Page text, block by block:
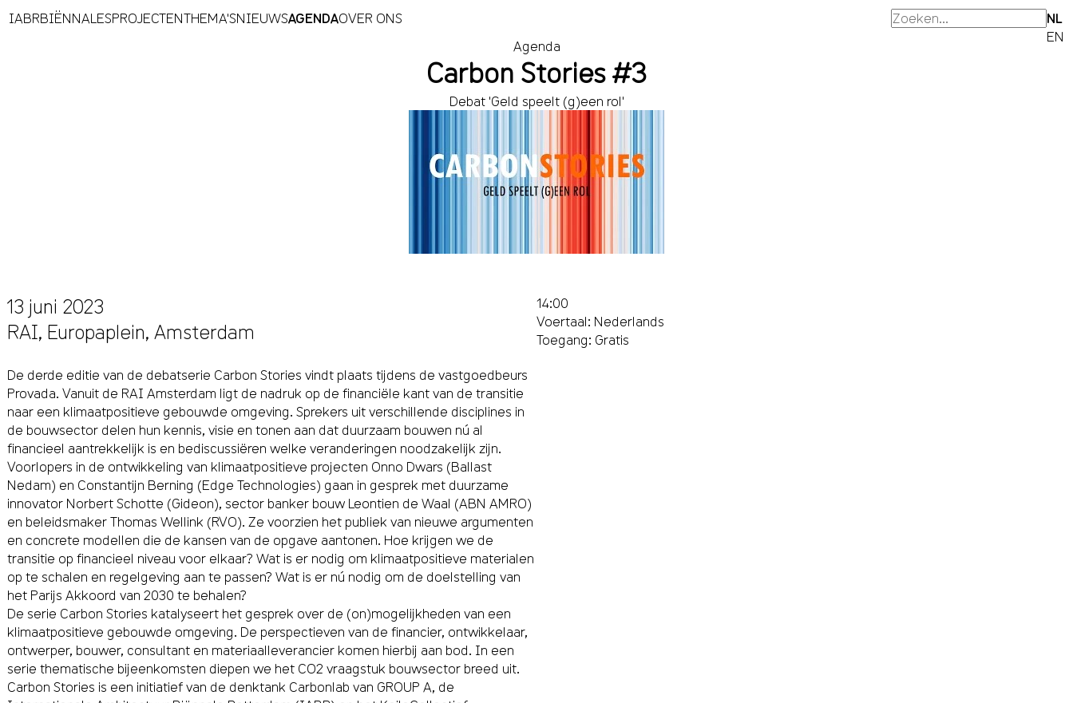
IABRBIËNNALESPROJECTENTHEMA'SNIEUWSAGENDAOVER ONS
NL
EN
Agenda
Carbon Stories #3
Debat 'Geld speelt (g)een rol'
13 juni 2023
RAI, Europaplein, Amsterdam
De derde editie van de debatserie Carbon Stories vindt plaats tijdens de vastgoedbeurs
Provada. Vanuit de RAI Amsterdam ligt de nadruk op de financiële kant van de transitie
naar een klimaatpositieve gebouwde omgeving. Sprekers uit verschillende disciplines in
de bouwsector delen hun kennis, visie en tonen aan dat duurzaam bouwen nú al
financieel aantrekkelijk is en bediscussiëren welke veranderingen noodzakelijk zijn.
Voorlopers in de ontwikkeling van klimaatpositieve projecten Onno Dwars (Ballast
Nedam) en Constantijn Berning (Edge Technologies) gaan in gesprek met duurzame
innovator Norbert Schotte (Gideon), sector banker bouw Leontien de Waal (ABN AMRO)
en beleidsmaker Thomas Wellink (RVO). Ze voorzien het publiek van nieuwe argumenten
en concrete modellen die de kansen van de opgave aantonen. Hoe krijgen we de
transitie op financieel niveau voor elkaar? Wat is er nodig om klimaatpositieve materialen
op te schalen en regelgeving aan te passen? Wat is er nú nodig om de doelstelling van
het Parijs Akkoord van 2030 te behalen?
De serie Carbon Stories katalyseert het gesprek over de (on)mogelijkheden van een
klimaatpositieve gebouwde omgeving. De perspectieven van de financier, ontwikkelaar,
ontwerper, bouwer, consultant en materiaalleverancier komen hierbij aan bod. In een
serie thematische bijeenkomsten diepen we het CO2 vraagstuk bouwsector breed uit.
Carbon Stories is een initiatief van de denktank Carbonlab van GROUP A, de
14:00
Voertaal: Nederlands
Toegang: Gratis